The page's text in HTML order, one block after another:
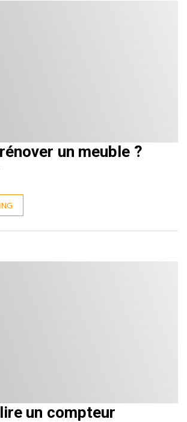
un meuble ?
un compteur